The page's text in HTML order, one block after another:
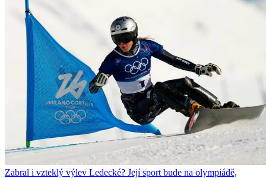
Zabral i vzteklý výlev Ledecké? Její sport bude na olympiádě,